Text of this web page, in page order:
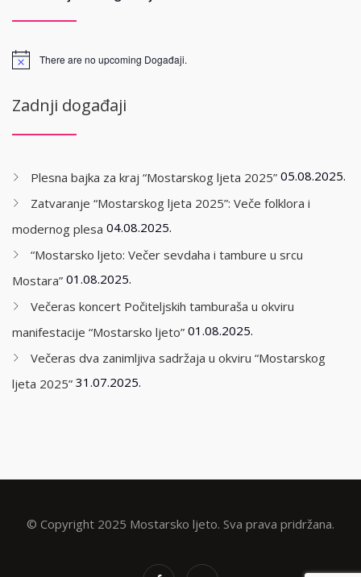
There are no upcoming Događaji.
Zadnji događaji
Plesna bajka za kraj “Mostarskog ljeta 2025” 05.08.2025.
Zatvaranje “Mostarskog ljeta 2025”: Veče folklora i
modernog plesa 04.08.2025.
“Mostarsko ljeto: Večer sevdaha i tambure u srcu
Mostara” 01.08.2025.
Večeras koncert Počiteljskih tamburaša u okviru
manifestacije “Mostarsko ljeto” 01.08.2025.
Večeras dva zanimljiva sadržaja u okviru “Mostarskog
ljeta 2025” 31.07.2025.
© Copyright 2025 Mostarsko ljeto. Sva prava pridržana.